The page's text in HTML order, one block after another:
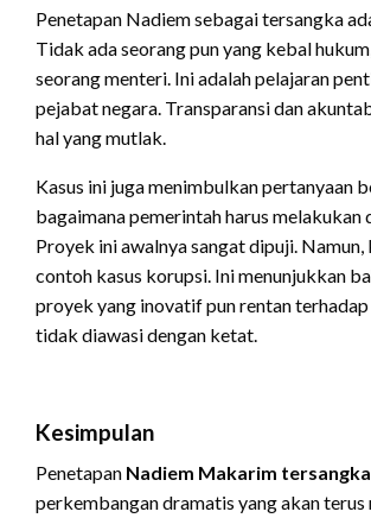
Penetapan Nadiem sebagai tersangka
Tidak ada seorang pun yang kebal
seorang menteri. Ini adalah pelajaran
pejabat negara. Transparansi dan
hal yang mutlak.
Kasus ini juga menimbulkan pertanyaan
bagaimana pemerintah harus melakukan
Proyek ini awalnya sangat dipuji. Namun,
contoh kasus korupsi. Ini menunjukkan
proyek yang inovatif pun rentan
tidak diawasi dengan ketat.
Kesimpulan
Penetapan Nadiem Makarim tersangka
perkembangan dramatis yang akan terus